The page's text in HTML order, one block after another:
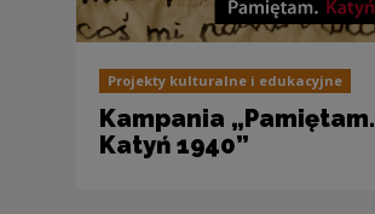
Projekty kulturalne i edukacyjne
Kampania „Pamiętam.
Katyń 1940”